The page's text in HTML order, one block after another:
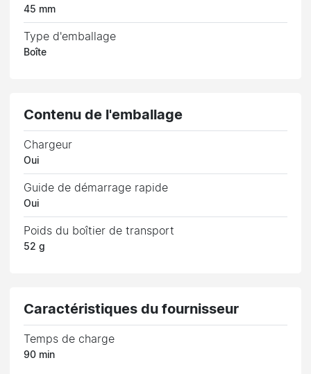
45 mm
Type d'emballage
Boîte
Contenu de l'emballage
Chargeur
Oui
Guide de démarrage rapide
Oui
Poids du boîtier de transport
52 g
Caractéristiques du fournisseur
Temps de charge
90 min